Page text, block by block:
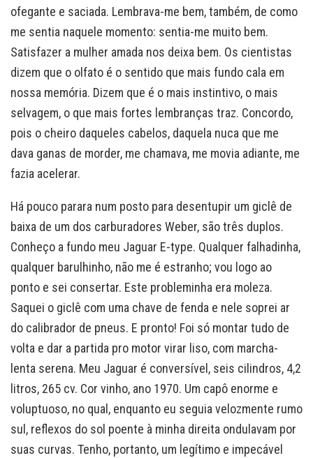
ofegante e saciada. Lembrava-me bem, também, de como
me sentia naquele momento: sentia-me muito bem.
Satisfazer a mulher amada nos deixa bem. Os cientistas
dizem que o olfato é o sentido que mais fundo cala em
nossa memória. Dizem que é o mais instintivo, o mais
selvagem, o que mais fortes lembranças traz. Concordo,
pois o cheiro daqueles cabelos, daquela nuca que me
dava ganas de morder, me chamava, me movia adiante, me
fazia acelerar.
Há pouco parara num posto para desentupir um giclê de
baixa de um dos carburadores Weber, são três duplos.
Conheço a fundo meu Jaguar E-type. Qualquer falhadinha,
qualquer barulhinho, não me é estranho; vou logo ao
ponto e sei consertar. Este probleminha era moleza.
Saquei o giclê com uma chave de fenda e nele soprei ar
do calibrador de pneus. E pronto! Foi só montar tudo de
volta e dar a partida pro motor virar liso, com marcha-
lenta serena. Meu Jaguar é conversível, seis cilindros, 4,2
litros, 265 cv. Cor vinho, ano 1970. Um capô enorme e
voluptuoso, no qual, enquanto eu seguia velozmente rumo
sul, reflexos do sol poente à minha direita ondulavam por
suas curvas. Tenho, portanto, um legítimo e impecável